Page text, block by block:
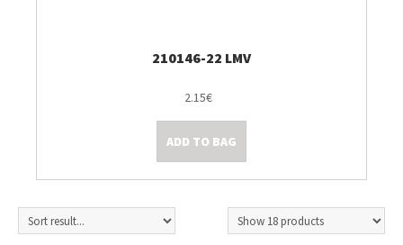
210146-22 LMV
2.15€
ADD TO BAG